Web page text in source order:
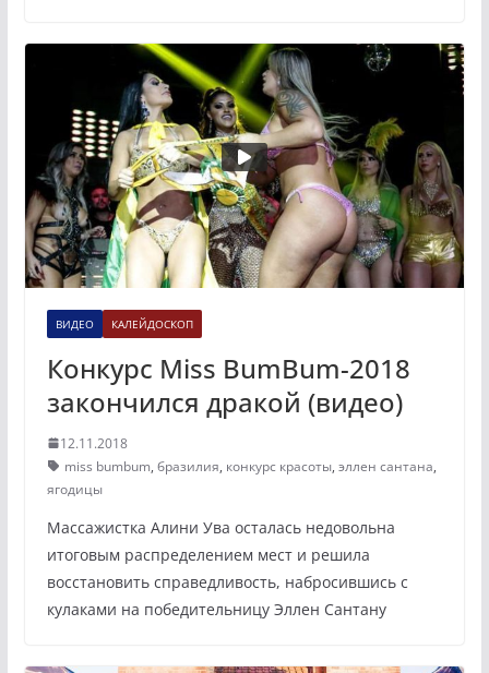
ВИДЕО КАЛЕЙДОСКОП
Конкурс Miss BumBum-2018
закончился дракой (видео)
12.11.2018
miss bumbum, бразилия, конкурс красоты, эллен сантана,
ягодицы
Массажистка Алини Ува осталась недовольна
итоговым распределением мест и решила
восстановить справедливость, набросившись с
кулаками на победительницу Эллен Сантану